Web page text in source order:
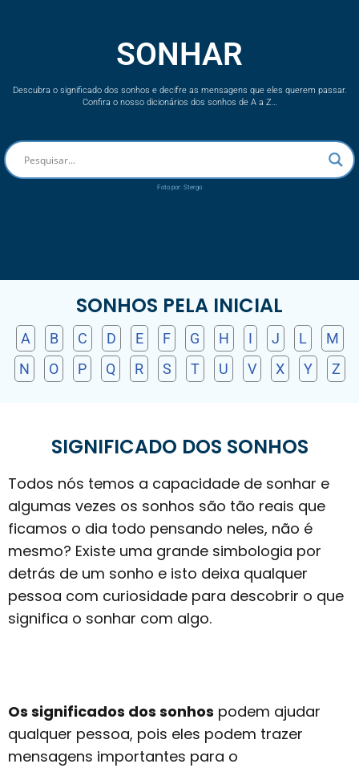
SONHAR
Descubra o significado dos sonhos e decifre as mensagens que eles querem passar.
Confira o nosso dicionários dos sonhos de A a Z…
Foto por: Stergo
SONHOS PELA INICIAL
A B C D E F G H I J L
M
N
O P Q R S T U V X Y Z
SIGNIFICADO DOS SONHOS
Todos nós temos a capacidade de sonhar e
algumas vezes os sonhos são tão reais que
ficamos o dia todo pensando neles, não é
mesmo? Existe uma grande simbologia por
detrás de um sonho e isto deixa qualquer
pessoa com curiosidade para descobrir o que
significa o sonhar com algo.
Os significados dos sonhos podem ajudar
qualquer pessoa, pois eles podem trazer
mensagens importantes para o